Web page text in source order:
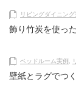
リビングダイニング
飾り竹炭を使っ
ベッドルーム実例 ,
壁紙とラグでつ